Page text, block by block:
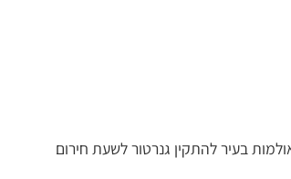
בעיר להתקין גנרטור לשעת חירום